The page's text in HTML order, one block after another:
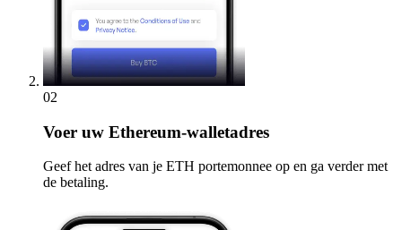
02
Voer uw Ethereum-walletadres
Geef het adres van je ETH portemonnee op en ga verder met
de betaling.